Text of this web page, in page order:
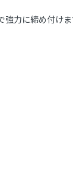
力に締め付け